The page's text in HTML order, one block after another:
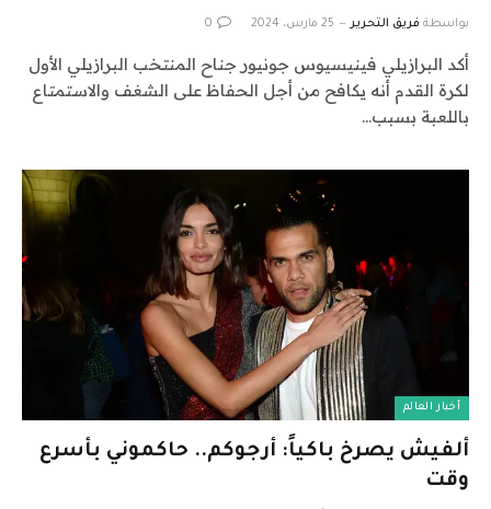
بواسطة فريق التحرير 25 مارس، 2024 0
أكد ‬‬‬البرازيلي فينيسيوس جونيور جناح المنتخب البرازيلي الأول
لكرة القدم أنه يكافح من أجل الحفاظ على الشغف والاستمتاع
باللعبة بسبب…
أخبار العالم
ألفيش يصرخ باكياً: أرجوكم.. حاكموني بأسرع
وقت